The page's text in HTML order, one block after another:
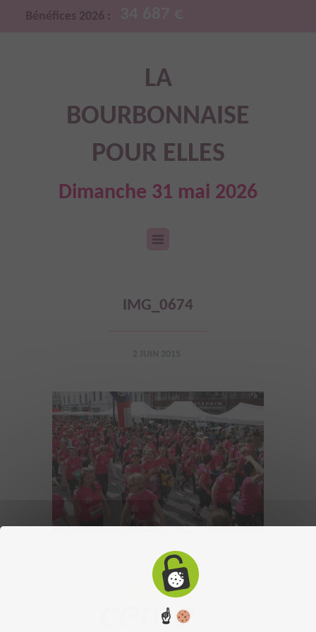
Bénéfices 2026 :
LA
BOURBONNAISE
POUR ELLES
Dimanche 31 mai 2026
IMG_0674
☝